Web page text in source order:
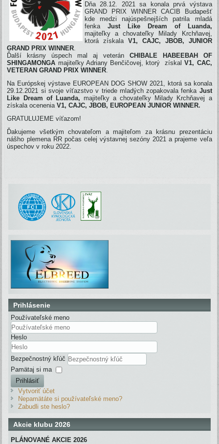
Dňa 28.12. 2021 sa konala prvá výstava
GRAND PRIX WINNER CACIB Budapešť
kde medzi najúspešnejších patrila mladá
fenka Just Like Dream of Luanda,
majiteľky a chovateľky Milady Krchňavej,
ktorá získalaV1, CAJC, JBOB, JUNIOR
GRAND PRIX WINNER.
Ďalší krásny úspech mal aj veterán CHIBALE HABEEBAH OF
SHINGAMONGA majiteľky Adriany Benčičovej, ktorý získal V1, CAC,
VETERAN GRAND PRIX WINNER.
Na Európskej výstave EUROPEAN DOG SHOW 2021, ktorá sa konala
29.12.2021 si svoje víťazstvo v triede mladých zopakovala fenka Just
Like Dream of Luanda, majiteľky a chovateľky Milady Krchňavej a
získala oceneniaV1, CAJC, JBOB, EUROPEAN JUNIOR WINNER.
GRATULUJEME víťazom!
Ďakujeme všetkým chovateľom a majiteľom za krásnu prezentáciu
nášho plemena RR počas celej výstavnej sezóny 2021 a prajeme veľa
úspechov v roku 2022.
Prihlásenie
Používateľské meno
Heslo
Bezpečnostný kľúč
Pamätaj si ma
Prihlásiť
Vytvoriť účet
Nepamätáte si používateľské meno?
Zabudli ste heslo?
Akcie klubu 2026
PLÁNOVANÉ AKCIE 2026